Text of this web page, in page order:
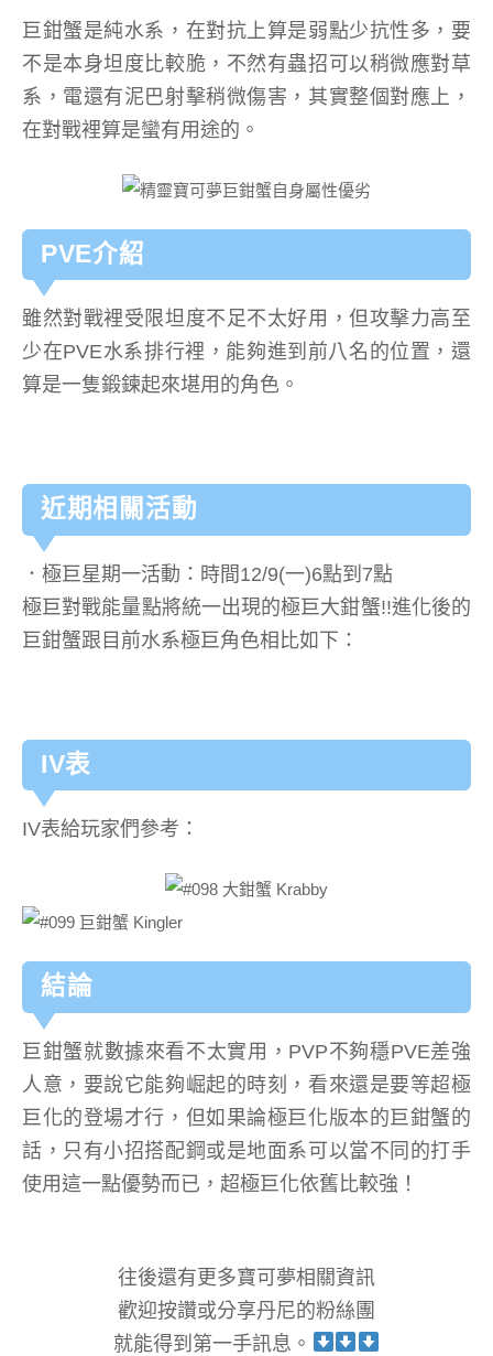
巨鉗蟹是純水系，在對抗上算是弱點少抗性多，要
不是本身坦度比較脆，不然有蟲招可以稍微應對草
系，電還有泥巴射擊稍微傷害，其實整個對應上，
在對戰裡算是蠻有用途的。
PVE介紹
雖然對戰裡受限坦度不足不太好用，但攻擊力高至
少在PVE水系排行裡，能夠進到前八名的位置，還
算是一隻鍛鍊起來堪用的角色。
近期相關活動
．極巨星期一活動：時間12/9(一)6點到7點
極巨對戰能量點將統一出現的極巨大鉗蟹!!進化後的
巨鉗蟹跟目前水系極巨角色相比如下：
IV表
IV表給玩家們參考：
結論
巨鉗蟹就數據來看不太實用，PVP不夠穩PVE差強
人意，要說它能夠崛起的時刻，看來還是要等超極
巨化的登場才行，但如果論極巨化版本的巨鉗蟹的
話，只有小招搭配鋼或是地面系可以當不同的打手
使用這一點優勢而已，超極巨化依舊比較強！
往後還有更多寶可夢相關資訊
歡迎按讚或分享丹尼的粉絲團
就能得到第一手訊息。